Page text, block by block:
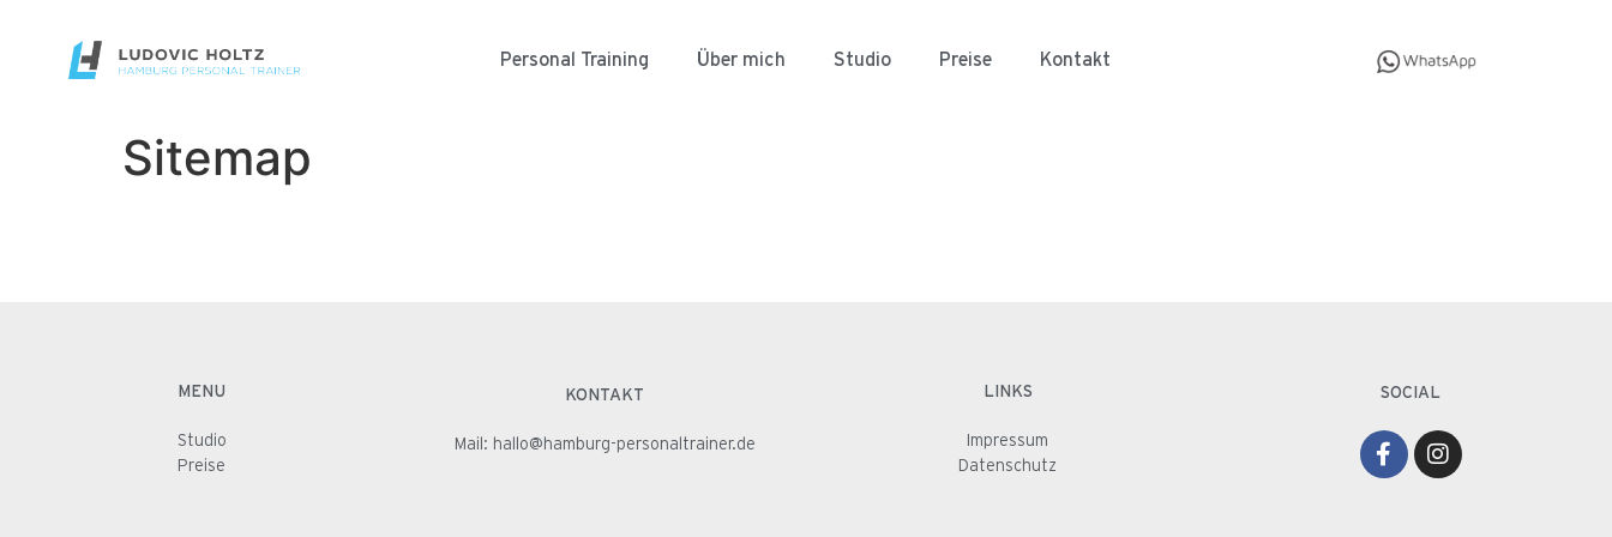
Personal Training Über mich Studio Preise Kontakt
Sitemap
MENU
Studio
Preise
KONTAKT
Mail: hallo@hamburg-personaltrainer.de
LINKS
Impressum
Datenschutz
SOCIAL